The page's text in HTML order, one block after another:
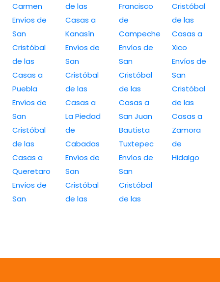
Carmen
Envíos de
San
Cristóbal
de las
Casas a
Puebla
Envíos de
San
Cristóbal
de las
Casas a
Queretaro
Envíos de
San
de las
Casas a
Kanasín
Envíos de
San
Cristóbal
de las
Casas a
La Piedad
de
Cabadas
Envíos de
San
Cristóbal
de las
Francisco
de
Campeche
Envíos de
San
Cristóbal
de las
Casas a
San Juan
Bautista
Tuxtepec
Envíos de
San
Cristóbal
de las
Cristóbal
de las
Casas a
Xico
Envíos de
San
Cristóbal
de las
Casas a
Zamora
de
Hidalgo